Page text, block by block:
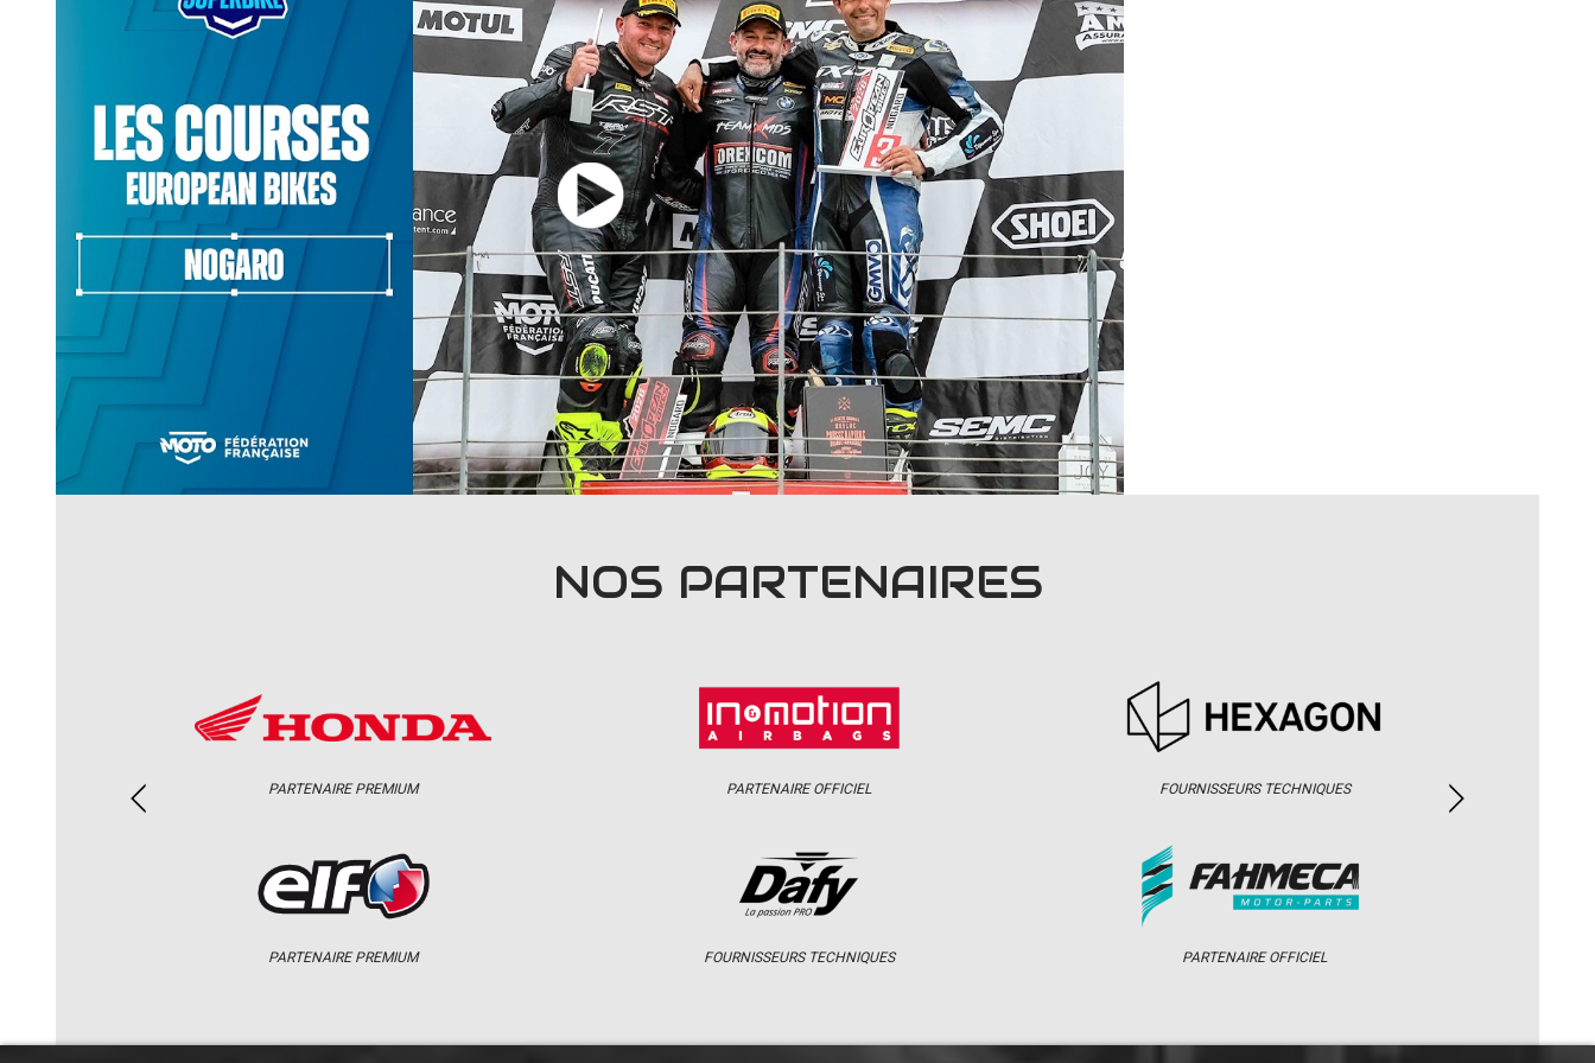
NOS PARTENAIRES
PARTENAIRE PREMIUM
PARTENAIRE PREMIUM
PARTENAIRE OFFICIEL
FOURNISSEURS TECHNIQUES
FOURNISSEURS TECHNIQUES
PARTENAIRE OFFICIEL